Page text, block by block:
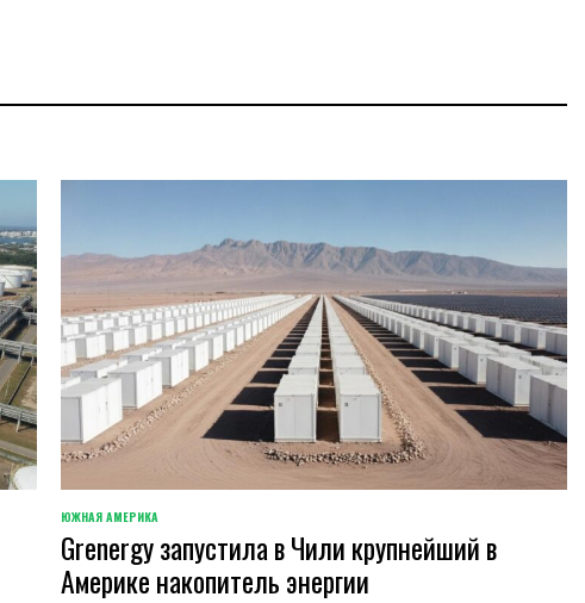
ОПУБЛИКОВАНО
В
ЮЖНАЯ АМЕРИКА
Grenergy запустила в Чили крупнейший в
Америке накопитель энергии